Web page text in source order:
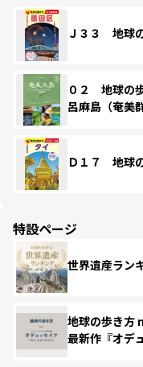
Ｊ３３ 地球
０２ 地球
呂麻島（奄美
Ｄ１７ 地球
特設ページ
世界遺産ラン
地球の歩き方
最新作『オデ